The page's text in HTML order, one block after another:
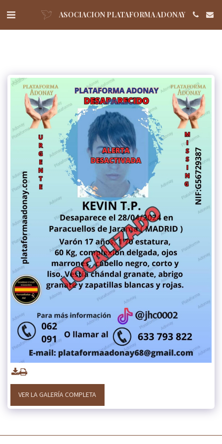
ASOCIACION PLATAFORMA ADONAY
VER LA GALERÍA COMPLETA